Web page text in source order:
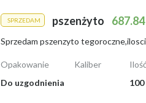
SPRZEDAM pszenżyto
Sprzedam pszenzyto
Opakowanie
Do uzgodnienia
Kaliber
Ilość